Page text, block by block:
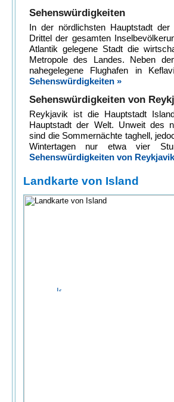
Sehenswürdigkeiten
In der nördlichsten Hauptstadt
Drittel der gesamten
Atlantik gelegene Stadt die
Metropole des Landes. Neben
nahegelegene Flughafen in
Sehenswürdigkeiten »
Sehenswürdigkeiten von
Reykjavik ist die Hauptstadt
Hauptstadt der Welt. Unweit des
sind die Sommernächte taghell,
Wintertagen nur etwa vier
Sehenswürdigkeiten von
Landkarte von Island